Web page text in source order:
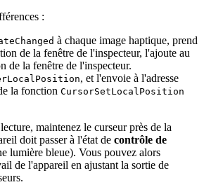
:
à chaque image haptique, prend
de la fenêtre de l'inspecteur, l'ajoute au
de la fenêtre de l'inspecteur.
, et l'envoie à l'adresse
la fonction CursorSetLocalPosition
maintenez le curseur près de la
doit passer à l'état de contrôle de
lumière bleue). Vous pouvez alors
de l'appareil en ajustant la sortie de